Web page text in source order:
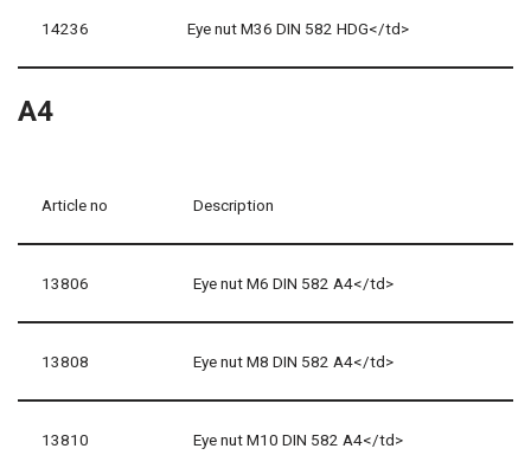
14236 Eye nut M36 DIN 582 HDG</td>
A4
Article no Description
13806 Eye nut M6 DIN 582 A4</td>
13808 Eye nut M8 DIN 582 A4</td>
13810 Eye nut M10 DIN 582 A4</td>